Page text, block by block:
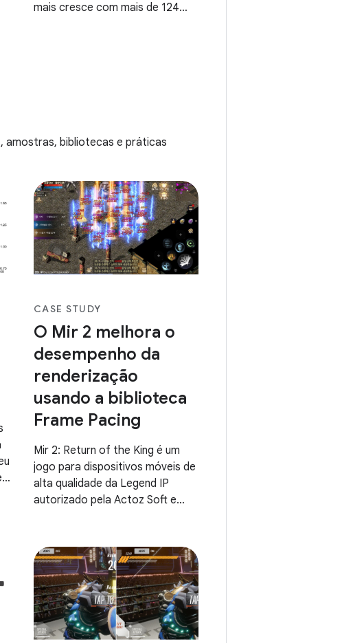
mais cresce com mais de 124
responsivo ajudou a empresa a
amostras, bibliotecas e práticas
CASE STUDY
O Mir 2 melhora o
desempenho da
renderização
usando a biblioteca
Frame Pacing
Mir 2: Return of the King é um
jogo para dispositivos móveis de
alta qualidade da Legend IP
autorizado pela Actoz Soft e
mecanismo de jogo Unity. Este
jogo recria perfeitamente os
sentimentos de Mir